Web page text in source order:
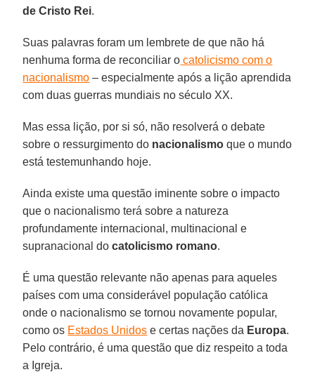
de Cristo Rei.
Suas palavras foram um lembrete de que não há
nenhuma forma de reconciliar o catolicismo com o
nacionalismo – especialmente após a lição aprendida
com duas guerras mundiais no século XX.
Mas essa lição, por si só, não resolverá o debate
sobre o ressurgimento do nacionalismo que o mundo
está testemunhando hoje.
Ainda existe uma questão iminente sobre o impacto
que o nacionalismo terá sobre a natureza
profundamente internacional, multinacional e
supranacional docatolicismo romano.
É uma questão relevante não apenas para aqueles
países com uma considerável população católica
onde o nacionalismo se tornou novamente popular,
como os Estados Unidos e certas nações da Europa.
Pelo contrário, é uma questão que diz respeito a toda
a Igreja.